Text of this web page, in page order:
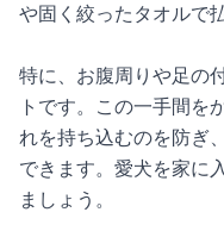
や固く絞ったタオルで
特に、お腹周りや足の
トです。この一手間を
れを持ち込むのを防ぎ
できます。愛犬を家に
ましょう。